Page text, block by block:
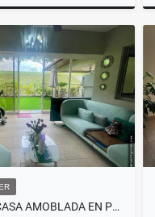
Venta
US$230,000
ALQUILER DE CASA AMOBLADA EN PH PALMIA - PANAMÁ PACIFICO